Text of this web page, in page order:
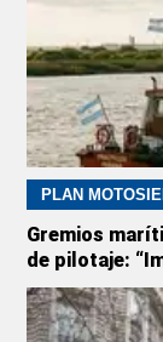
PLAN
Gremios
de pilotaje: